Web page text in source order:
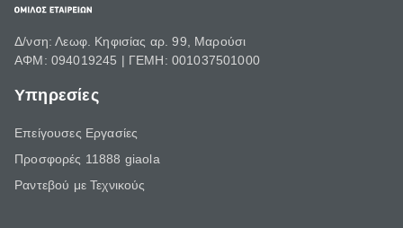
Δ/νση: Λεωφ. Κηφισίας αρ. 99, Μαρούσι
ΑΦΜ: 094019245 | ΓΕΜΗ: 001037501000
Υπηρεσίες
Επείγουσες Εργασίες
Προσφορές 11888 giaola
Ραντεβού με Τεχνικούς